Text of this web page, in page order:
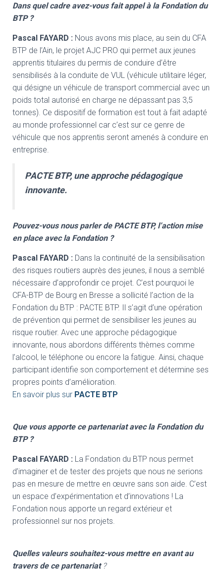
Dans quel cadre avez-vous fait appel à la Fondation du
BTP ?
Pascal FAYARD : Nous avons mis place, au sein du CFA
BTP de l’Ain, le projet AJC PRO qui permet aux jeunes
apprentis titulaires du permis de conduire d’être
sensibilisés à la conduite de VUL (véhicule utilitaire léger,
qui désigne un véhicule de transport commercial avec un
poids total autorisé en charge ne dépassant pas 3,5
tonnes). Ce dispositif de formation est tout à fait adapté
au monde professionnel car c’est sur ce genre de
véhicule que nos apprentis seront amenés à conduire en
entreprise.
PACTE BTP, une approche pédagogique
innovante.
Pouvez-vous nous parler de PACTE BTP, l’action mise
en place avec la Fondation ?
Pascal FAYARD : Dans la continuité de la sensibilisation
des risques routiers auprès des jeunes, il nous a semblé
nécessaire d’approfondir ce projet. C’est pourquoi le
CFA-BTP de Bourg en Bresse a sollicité l’action de la
Fondation du BTP : PACTE BTP. Il s’agit d’une opération
de prévention qui permet de sensibiliser les jeunes au
risque routier. Avec une approche pédagogique
innovante, nous abordons différents thèmes comme
l’alcool, le téléphone ou encore la fatigue. Ainsi, chaque
participant identifie son comportement et détermine ses
propres points d’amélioration.
En savoir plus sur PACTE BTP
Que vous apporte ce partenariat avec la Fondation du
BTP ?
Pascal FAYARD : La Fondation du BTP nous permet
d’imaginer et de tester des projets que nous ne serions
pas en mesure de mettre en œuvre sans son aide. C’est
un espace d’expérimentation et d’innovations ! La
Fondation nous apporte un regard extérieur et
professionnel sur nos projets.
Quelles valeurs souhaitez-vous mettre en avant au
travers de ce partenariat?